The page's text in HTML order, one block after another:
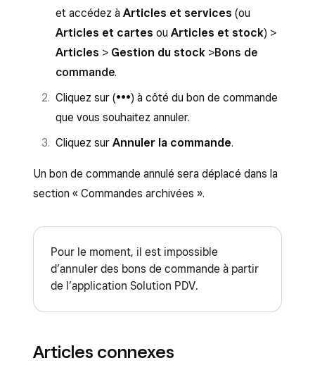
possibilité d’en envoyer une copie au
fournisseur ou à vous-même. Vous pouvez
également ajouter une note facultative.
Cliquez surEnregistrer
Appuyez surRéceptionner les articles
et cochez les articles à réceptionner.
Appuyez surModifier , puis surRecevoir
intégralementafin de recevoir la quantité
modifier, ou appuyez sur
partiellementpour recevoir une quantité
partielle. Enfin, appuyez surEnregistrer
Appuyez surRecevoirpour finaliser la
réception.
et accédez à Articles et services (ou
Articles et cartes ou Articles et stock) >
Articles > Gestion du stock >Bons de
commande.
Cliquez sur (•••) à côté du bon de commande
que vous souhaitez annuler.
Cliquez sur Annuler la commande.
Un bon de commande annulé sera déplacé dans la
section « Commandes archivées ».
Pour le moment, il est impossible
d’annuler des bons de commande à partir
de l’application Solution PDV.
Articles connexes